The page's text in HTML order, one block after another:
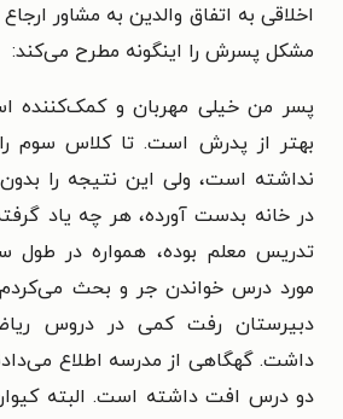
اخلاقی به اتفاق والدین به مشاور
مشکل پسرش را اینگونه مطرح می‌کند:
پسر من خیلی مهربان و کمک‌کننده
نداشته است، ولی این نتیجه را
در خانه بدست آورده، هر چه یاد
تدریس معلم بوده، همواره در طول
مورد درس خواندن جر و بحث
دبیرستان رفت کمی در دروس
داشت. گهگاهی از مدرسه اطلاع
دو درس افت داشته است. البته